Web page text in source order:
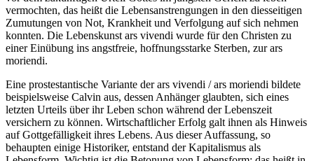
vermochten, das heißt die Lebensanstrengungen in den diesseitigen
Zumutungen von Not, Krankheit und Verfolgung auf sich nehmen
konnten. Die Lebenskunst ars vivendi wurde für den Christen zu
einer Einübung ins angstfreie, hoffnungsstarke Sterben, zur ars
moriendi.
Eine prostestantische Variante der ars vivendi / ars moriendi bildete
beispielsweise Calvin aus, dessen Anhänger glaubten, sich eines
letzten Urteils über ihr Leben schon während der Lebenszeit
versichern zu können. Wirtschaftlicher Erfolg galt ihnen als Hinweis
auf Gottgefälligkeit ihres Lebens. Aus dieser Auffassung, so
behaupten einige Historiker, entstand der Kapitalismus als